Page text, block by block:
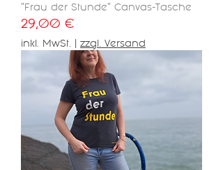
"Frau der Stunde" Canvas-Tasche
Preis
29,00 €
inkl. MwSt. zzgl. Versand